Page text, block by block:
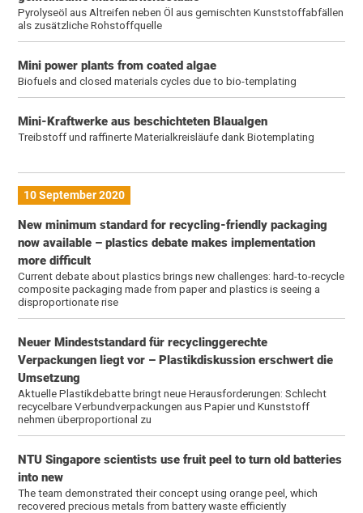
Pyrolyseöl aus Altreifen neben Öl aus gemischten Kunststoffabfällen
als zusätzliche Rohstoffquelle
Mini power plants from coated algae
Biofuels and closed materials cycles due to bio-templating
Mini-Kraftwerke aus beschichteten Blaualgen
Treibstoff und raffinerte Materialkreisläufe dank Biotemplating
10 September 2020
New minimum standard for recycling-friendly packaging
now available – plastics debate makes implementation
more difficult
Current debate about plastics brings new challenges: hard-to-recycle
composite packaging made from paper and plastics is seeing a
disproportionate rise
Neuer Mindeststandard für recyclinggerechte
Verpackungen liegt vor – Plastikdiskussion erschwert die
Umsetzung
Aktuelle Plastikdebatte bringt neue Herausforderungen: Schlecht
recycelbare Verbundverpackungen aus Papier und Kunststoff
nehmen überproportional zu
NTU Singapore scientists use fruit peel to turn old batteries
into new
The team demonstrated their concept using orange peel, which
recovered precious metals from battery waste efficiently